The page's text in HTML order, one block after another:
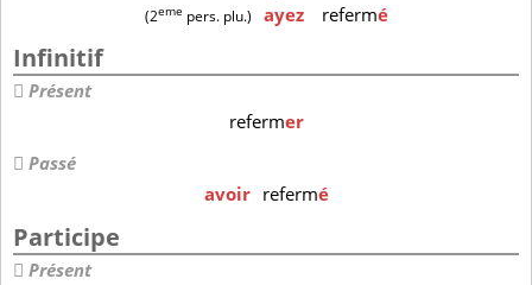
(2eme pers. plu.) ayez refermé
Infinitif
Présent
refermer
Passé
avoir refermé
Participe
Présent